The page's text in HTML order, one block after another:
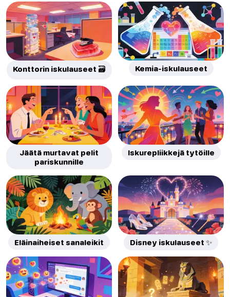
Konttorin iskulauseet 🗃️ Kemia-iskulauseet
Jäätä murtavat pelit
pariskunnille
Iskurepliikkejä tytöille
Eläinaiheiset sanaleikit Disney iskulauseet ✨